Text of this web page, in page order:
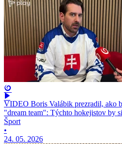
VIDEO Boris Valábik prezradil, ako
"dream team": Týchto hokejistov by
Šport
•
24. 05. 2026